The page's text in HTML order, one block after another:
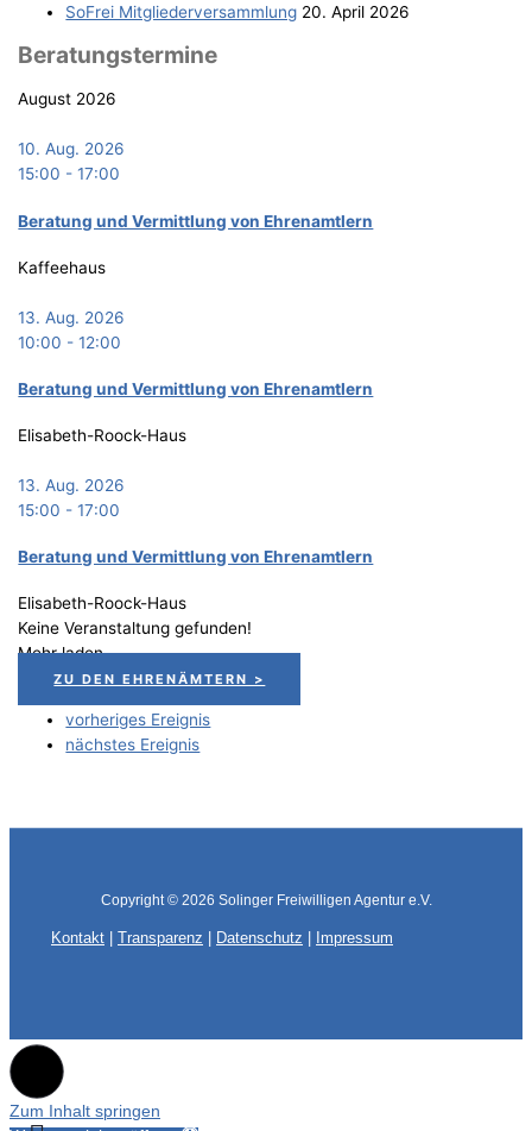
SoFrei Mit­glie­der­ver­samm­lung 20. April 2026
Bera­tungs­ter­mi­ne
August 2026
10. Aug. 2026
15:00 -17:00
Bera­tung und Ver­mitt­lung von Ehrenamtlern
Kaffeehaus
13. Aug. 2026
10:00 -12:00
Bera­tung und Ver­mitt­lung von Ehrenamtlern
Elisabeth-Roock-Haus
13. Aug. 2026
15:00 -17:00
Bera­tung und Ver­mitt­lung von Ehrenamtlern
Elisabeth-Roock-Haus
Keine Veranstaltung gefunden!
Mehr laden
ZU DEN EHRENÄMTERN >
vorheriges Ereignis
nächstes Ereignis
Copyright © 2026 Solinger Freiwilligen Agentur e.V.
Kontakt Transparenz Datenschutz Impressum
Zum Inhalt springen